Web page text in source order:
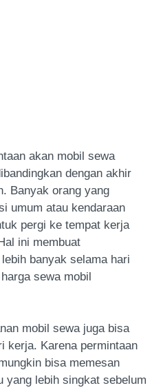
akan mobil sewa
dengan akhir
Banyak orang yang
umum atau kendaraan
pergi ke tempat kerja
ini membuat
banyak selama hari
sewa mobil
mobil sewa juga bisa
kerja. Karena permintaan
bisa memesan
yang lebih singkat sebelum